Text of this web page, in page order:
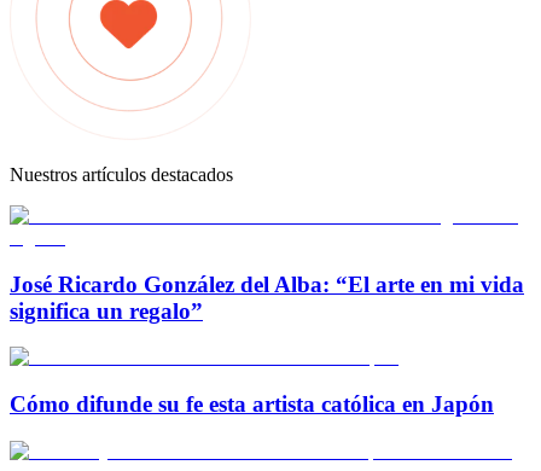
Nuestros artículos destacados
José Ricardo González del Alba: “El arte en mi vida
significa un regalo”
Cómo difunde su fe esta artista católica en Japón